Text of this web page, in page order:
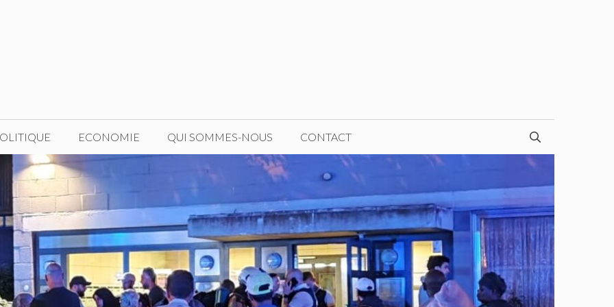
ECONOMIE QUI SOMMES-NOUS CONTACT